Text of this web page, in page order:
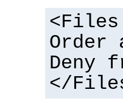
Order
Deny
</